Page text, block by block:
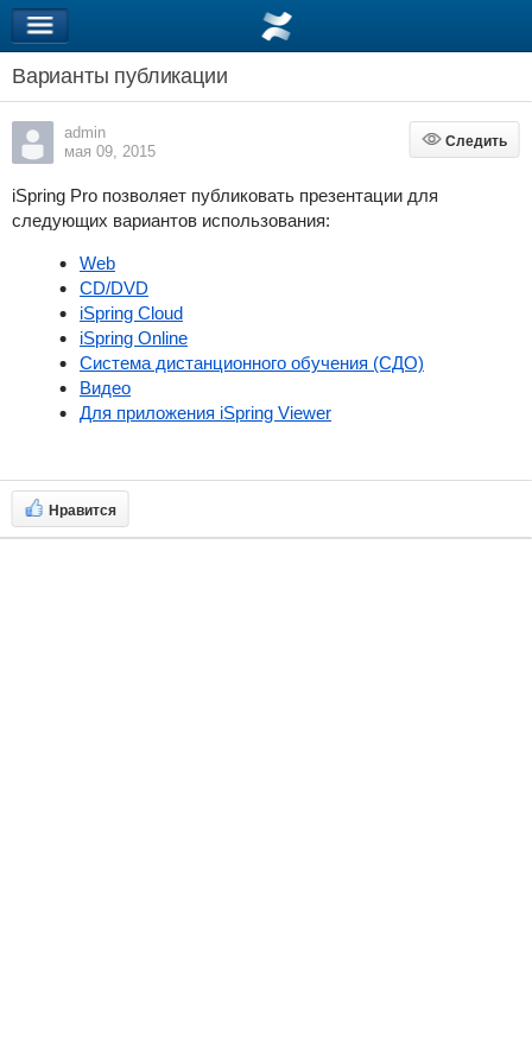
Варианты публикации
admin
мая 09, 2015
Следить
Следить
iSpring Pro позволяет публиковать презентациидля
следующих вариантов использования:
Web
CD/DVD
iSpring Cloud
iSpring Online
Система дистанционного обучения (СДО)
Видео
Для приложения iSpring Viewer
Нравится